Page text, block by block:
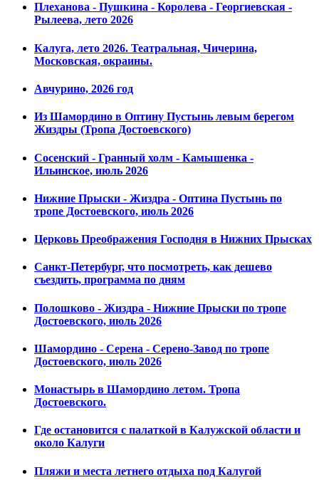
Плеханова - Пушкина - Королева - Георгиевская -
Рылеева, лето 2026
Калуга, лето 2026. Театральная, Чичерина,
Московская, окраины.
Авчурино, 2026 год
Из Шамордино в Оптину Пустынь левым берегом
Жиздры (Тропа Достоевского)
Сосенский - Гранный холм - Камышенка -
Ильинское, июль 2026
Нижние Прыски - Жиздра - Оптина Пустынь по
тропе Достоевского, июль 2026
Церковь Преображения Господня в Нижних Прысках
Санкт-Петербург, что посмотреть, как дешево
съездить, программа по дням
Полошково - Жиздра - Нижние Прыски по тропе
Достоевского, июль 2026
Шамордино - Серена - Серено-Завод по тропе
Достоевского, июль 2026
Монастырь в Шамордино летом. Тропа
Достоевского.
Где остановится с палаткой в Калужской области и
около Калуги
Пляжи и места летнего отдыха под Калугой